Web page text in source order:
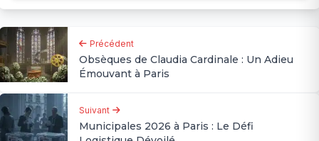
Précédent
Obsèques de Claudia Cardinale : Un Adieu
Émouvant à Paris
Suivant
Municipales 2026 à Paris : Le Défi